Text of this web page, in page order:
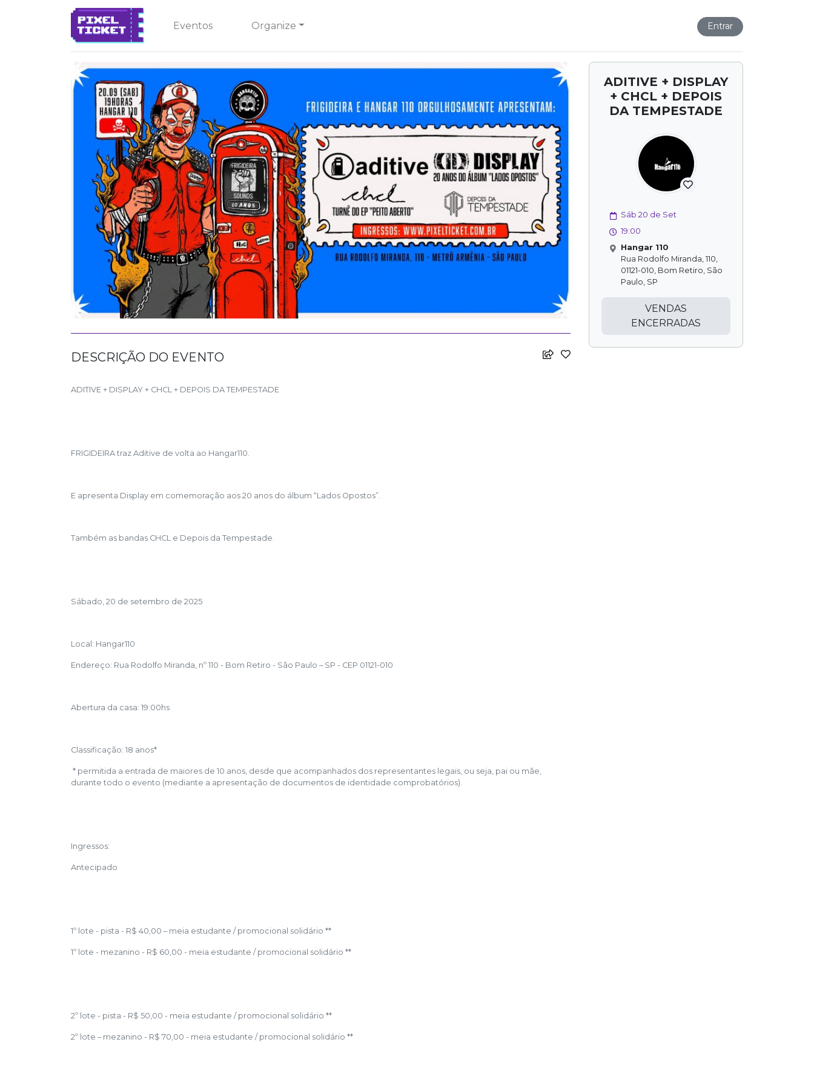
Eventos Organize Entrar
ADITIVE + DISPLAY
+ CHCL + DEPOIS
DA TEMPESTADE
Sáb 20 de Set
19:00
Hangar 110
Rua Rodolfo Miranda, 110,
01121-010, Bom Retiro, São
Paulo, SP
VENDAS
ENCERRADAS
DESCRIÇÃO DO EVENTO
ADITIVE + DISPLAY + CHCL + DEPOIS DA TEMPESTADE
FRIGIDEIRA traz Aditive de volta ao Hangar110.
E apresenta Display em comemoração aos 20 anos do álbum “Lados Opostos”.
Também as bandas CHCL e Depois da Tempestade.
Sábado, 20 de setembro de 2025
Local: Hangar110
Endereço: Rua Rodolfo Miranda, nº 110 - Bom Retiro - São Paulo – SP - CEP 01121-010
Abertura da casa: 19:00hs
Classificação: 18 anos*
* permitida a entrada de maiores de 10 anos, desde que acompanhados dos representantes legais, ou seja, pai ou mãe,
durante todo o evento (mediante a apresentação de documentos de identidade comprobatórios).
Ingressos:
Antecipado
1º lote - pista - R$ 40,00 – meia estudante / promocional solidário **
1º lote - mezanino - R$ 60,00 - meia estudante / promocional solidário **
2º lote - pista - R$ 50,00 - meia estudante / promocional solidário **
2º lote – mezanino - R$ 70,00 - meia estudante / promocional solidário **